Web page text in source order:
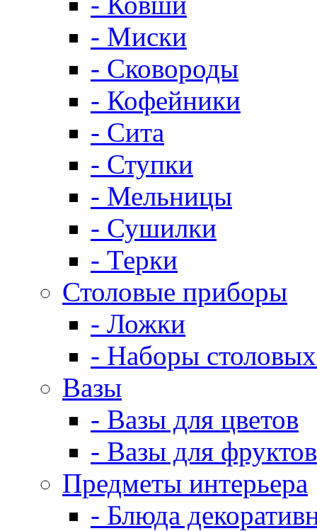
- Миски
- Сковороды
- Кофейники
- Сита
- Ступки
- Мельницы
- Сушилки
- Терки
Столовые приборы
- Ложки
- Наборы
Вазы
- Вазы для цветов
- Вазы для фруктов
Предметы интерьера
- Блюда